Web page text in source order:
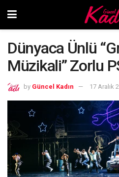
Dünyaca Ünlü
Müzikali” Zorlu
by Güncel Kadın 17 Aralık